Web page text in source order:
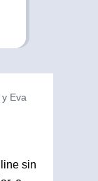
Eva
sin